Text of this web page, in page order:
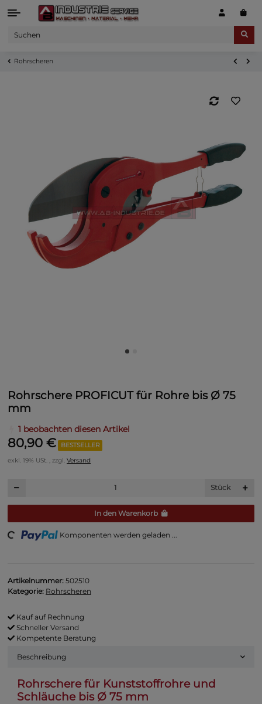
Rohrscheren
Rohrschere PROFICUT für Rohre bis Ø 75
mm
1 beobachten diesen Artikel
80,90 €
BESTSELLER
exkl. 19% USt. , zzgl. Versand
Stück
In den Warenkorb
Komponenten werden geladen ...
Artikelnummer: 502510
Kategorie: Rohrscheren
Kauf auf Rechnung
Schneller Versand
Kompetente Beratung
Beschreibung
Rohrschere für Kunststoffrohre und
Schläuche bis Ø 75 mm